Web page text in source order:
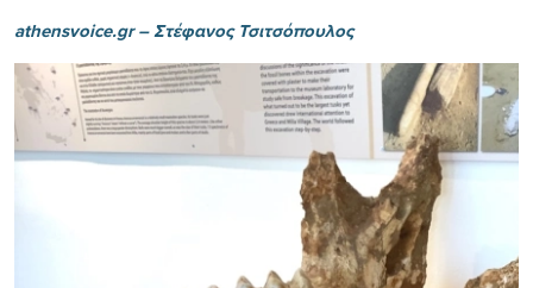
athensvoice.gr –Στέφανος Τσιτσόπουλος